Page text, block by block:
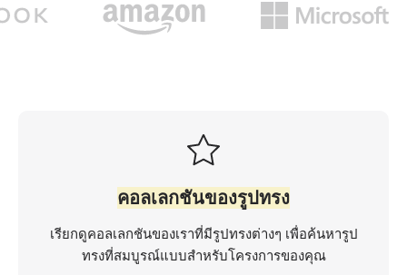
คอลเลกชันของรูปทรง
เรียกดูคอลเลกชันของเราที่มีรูปทรงต่างๆ เพื่อค้นหารูป
ทรงที่สมบูรณ์แบบสำหรับโครงการของคุณ